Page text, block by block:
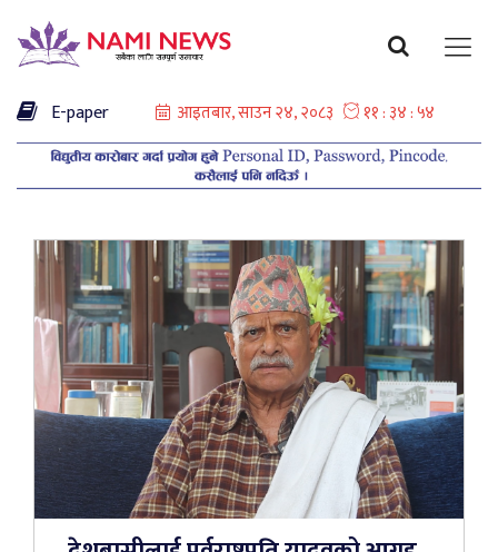
E-paper